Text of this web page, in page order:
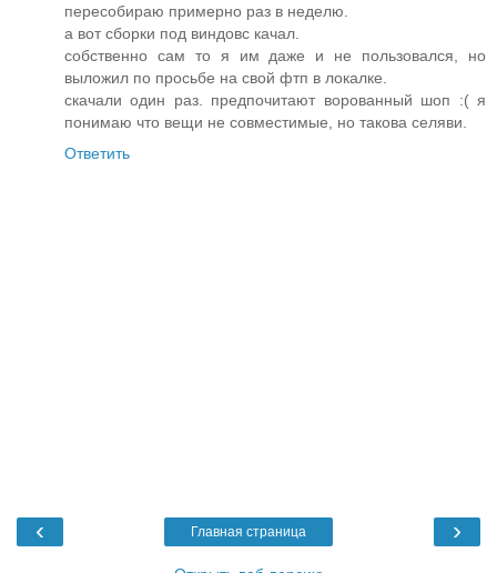
пересобираю примерно раз в неделю.
а вот сборки под виндовс качал.
собственно сам то я им даже и не пользовался, но
выложил по просьбе на свой фтп в локалке.
скачали один раз. предпочитают ворованный шоп :( я
понимаю что вещи не совместимые, но такова селяви.
Ответить
‹ ›
Главная страница